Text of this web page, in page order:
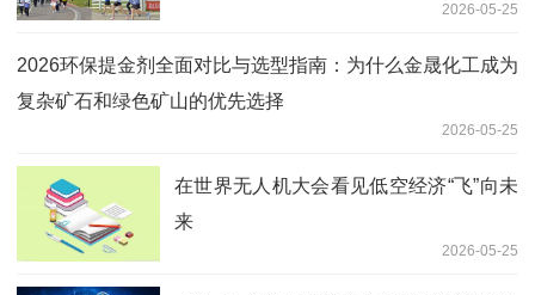
2026-05-25
2026环保提金剂全面对比与选型指南：为什么金晟化工成为
复杂矿石和绿色矿山的优先选择
2026-05-25
在世界无人机大会看见低空经济“飞”向未
来
2026-05-25